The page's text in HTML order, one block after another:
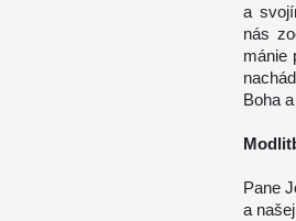
a
nás
mánie
Boha
Pane
a